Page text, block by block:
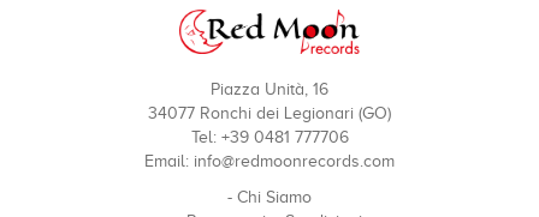
Piazza Unità, 16
34077 Ronchi dei Legionari (GO)
Tel: +39 0481 777706
Email: info@redmoonrecords.com
- Chi Siamo